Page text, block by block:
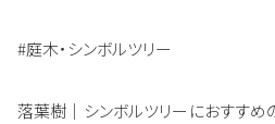
#庭木・シンボルツリー
落葉樹｜シンボルツリーにおすすめ